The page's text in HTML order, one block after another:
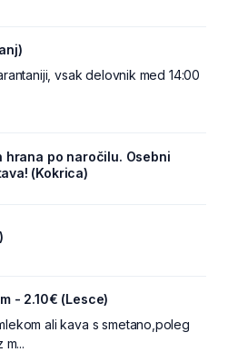
vsak delovnik med 14:00
hrana po naročilu. Osebni
(Kokrica)
- 2.10€ (Lesce)
ali kava s smetano,poleg